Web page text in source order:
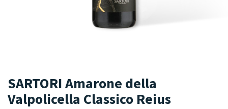
SARTORI Amarone della
Valpolicella Classico Reius